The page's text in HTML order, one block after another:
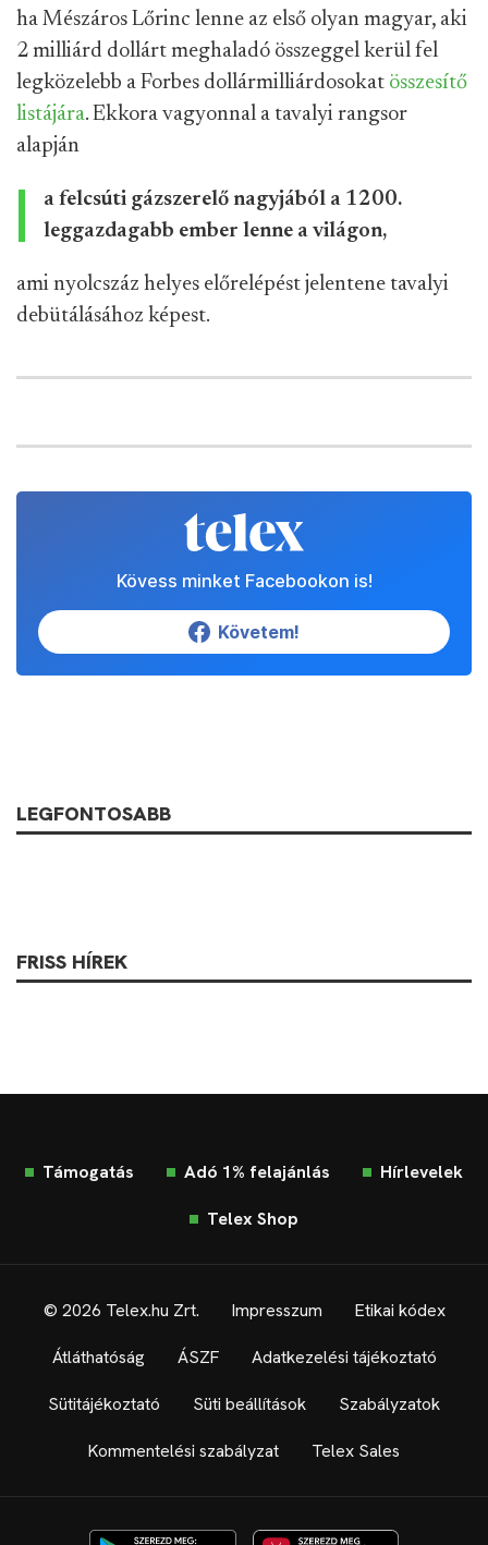
ha Mészáros Lőrinc lenne az első olyan magyar, aki
2 milliárd dollárt meghaladó összeggel kerül fel
legközelebb a Forbes dollármilliárdosokat összesítő
listájára. Ekkora vagyonnal a tavalyi rangsor
alapján
a felcsúti gázszerelő nagyjából a 1200.
leggazdagabb ember lenne a világon,
ami nyolcszáz helyes előrelépést jelentene tavalyi
debütálásához képest.
Kövess minket Facebookon is!
Követem!
LEGFONTOSABB
FRISS HÍREK
Támogatás Adó 1% felajánlás Hírlevelek
Telex Shop
© 2026 Telex.hu Zrt. Impresszum Etikai kódex
Átláthatóság ÁSZF Adatkezelési tájékoztató
Sütitájékoztató Süti beállítások Szabályzatok
Kommentelési szabályzat Telex Sales